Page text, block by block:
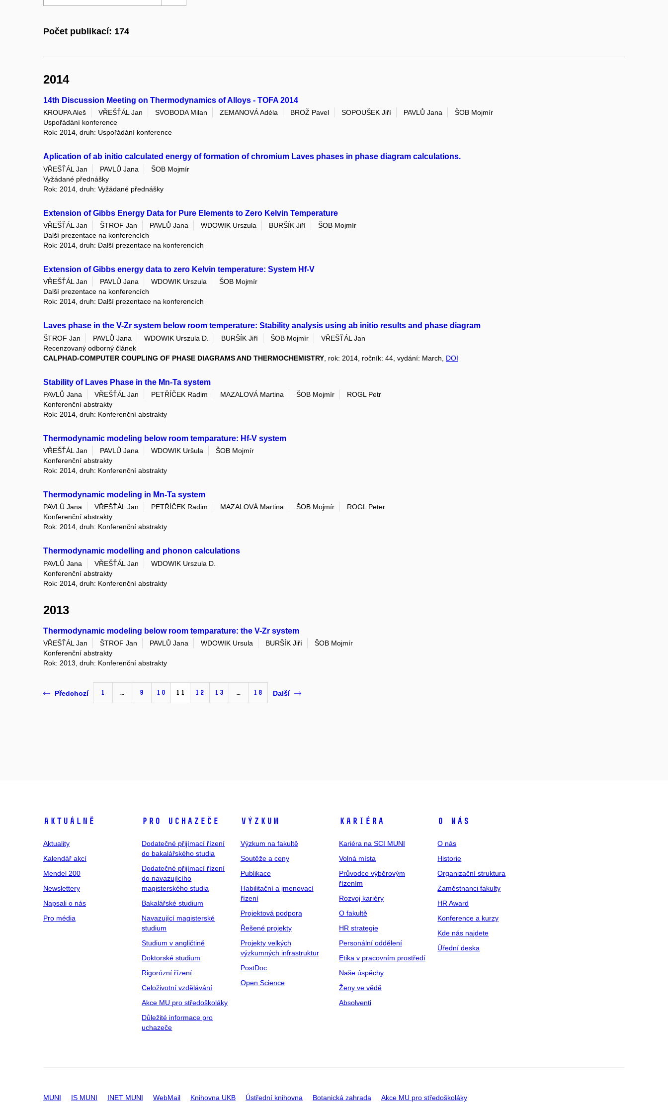
Počet publikací: 174
2014
14th Discussion Meeting on Thermodynamics of Alloys - TOFA 2014
KROUPA Aleš VŘEŠŤÁL Jan SVOBODA Milan ZEMANOVÁ Adéla BROŽ Pavel SOPOUŠEK Jiří PAVLŮ Jana
ŠOB Mojmír
Uspořádání konference
Rok: 2014, druh: Uspořádání konference
Aplication of ab initio calculated energy of formation of chromium Laves phases in phase diagram calculations.
VŘEŠŤÁL Jan PAVLŮ Jana
ŠOB Mojmír
Vyžádané přednášky
Rok: 2014, druh: Vyžádané přednášky
Extension of Gibbs Energy Data for Pure Elements to Zero Kelvin Temperature
VŘEŠŤÁL Jan ŠTROF Jan PAVLŮ Jana WDOWIK Urszula BURŠÍK Jiří
ŠOB Mojmír
Další prezentace na konferencích
Rok: 2014, druh: Další prezentace na konferencích
Extension of Gibbs energy data to zero Kelvin temperature: System Hf-V
VŘEŠŤÁL Jan PAVLŮ Jana WDOWIK Urszula
ŠOB Mojmír
Další prezentace na konferencích
Rok: 2014, druh: Další prezentace na konferencích
Laves phase in the V-Zr system below room temperature: Stability analysis using ab initio results and phase diagram
ŠTROF Jan PAVLŮ Jana WDOWIK Urszula D. BURŠÍK Jiří ŠOB Mojmír
VŘEŠŤÁL Jan
Recenzovaný odborný článek
CALPHAD-COMPUTER COUPLING OF PHASE DIAGRAMS AND THERMOCHEMISTRY , rok: 2014, ročník: 44, vydání: March, DOI
Stability of Laves Phase in the Mn-Ta system
PAVLŮ Jana VŘEŠŤÁL Jan PETŘÍČEK Radim MAZALOVÁ Martina ŠOB Mojmír
ROGL Petr
Konferenční abstrakty
Rok: 2014, druh: Konferenční abstrakty
Thermodynamic modeling below room temparature: Hf-V system
VŘEŠŤÁL Jan PAVLŮ Jana WDOWIK Uršula
ŠOB Mojmír
Konferenční abstrakty
Rok: 2014, druh: Konferenční abstrakty
Thermodynamic modeling in Mn-Ta system
PAVLŮ Jana VŘEŠŤÁL Jan PETŘÍČEK Radim MAZALOVÁ Martina ŠOB Mojmír
ROGL Peter
Konferenční abstrakty
Rok: 2014, druh: Konferenční abstrakty
Thermodynamic modelling and phonon calculations
PAVLŮ Jana VŘEŠŤÁL Jan
WDOWIK Urszula D.
Konferenční abstrakty
Rok: 2014, druh: Konferenční abstrakty
2013
Thermodynamic modeling below room temparature: the V-Zr system
VŘEŠŤÁL Jan ŠTROF Jan PAVLŮ Jana WDOWIK Ursula BURŠÍK Jiří
ŠOB Mojmír
Konferenční abstrakty
Rok: 2013, druh: Konferenční abstrakty
Předchozí 1 … 9 10 11 12 13 … 18 Další
Aktuálně
Aktuality
Kalendář akcí
Mendel 200
Newslettery
Napsali o nás
Pro média
Pro uchazeče
Dodatečné přijímací řízení
do bakalářského studia
Dodatečné přijímací řízení
do navazujícího
magisterského studia
Bakalářské studium
Navazující magisterské
studium
Studium v angličtině
Doktorské studium
Rigorózní řízení
Celoživotní vzdělávání
Akce MU pro středoškoláky
Důležité informace pro
uchazeče
Výzkum
Výzkum na fakultě
Soutěže a ceny
Publikace
Habilitační a jmenovací
řízení
Projektová podpora
Řešené projekty
Projekty velkých
výzkumných infrastruktur
PostDoc
Open Science
Kariéra
Kariéra na SCI MUNI
Volná místa
Průvodce výběrovým
řízením
Rozvoj kariéry
O fakultě
HR strategie
Personální oddělení
Etika v pracovním prostředí
Naše úspěchy
Ženy ve vědě
Absolventi
O nás
O nás
Historie
Organizační struktura
Zaměstnanci fakulty
HR Award
Konference a kurzy
Kde nás najdete
Úřední deska
MUNI IS MUNI INET MUNI WebMail Knihovna UKB Ústřední knihovna Botanická zahrada Akce MU pro středoškoláky